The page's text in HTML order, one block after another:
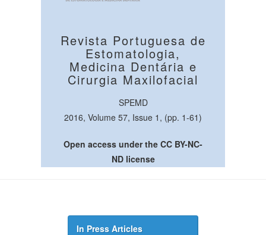
Revista Portuguesa de
Estomatologia,
Medicina Dentária e
Cirurgia Maxilofacial
SPEMD
2016, Volume 57, Issue 1, (pp. 1-61)
Open access under the CC BY-NC-
ND license
In Press Articles